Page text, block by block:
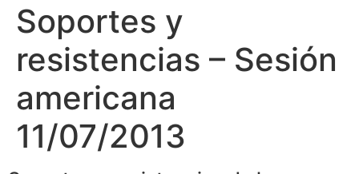
Soportes y
resistencias – Sesión
americana
11/07/2013